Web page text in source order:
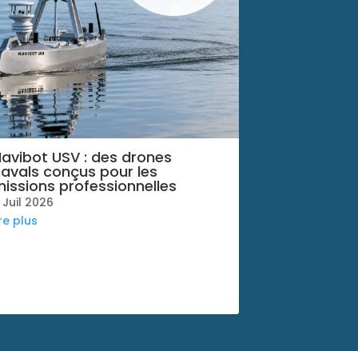
USV : des drones
conçus pour les
professionnelles
2026
plus